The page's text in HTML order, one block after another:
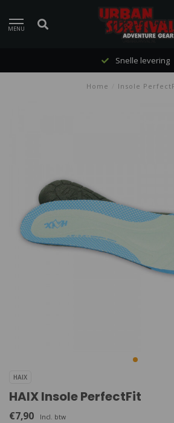
MENU
Snelle levering
Home Insole
HAIX
HAIX Insole PerfectFit
€7,90 Incl. btw